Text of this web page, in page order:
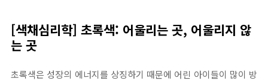
[색채심리학] 초록색: 어울리는 곳, 어울리지 않
는 곳
초록색은 성장의 에너지를 상징하기 때문에 어린 아이들이 많이 방